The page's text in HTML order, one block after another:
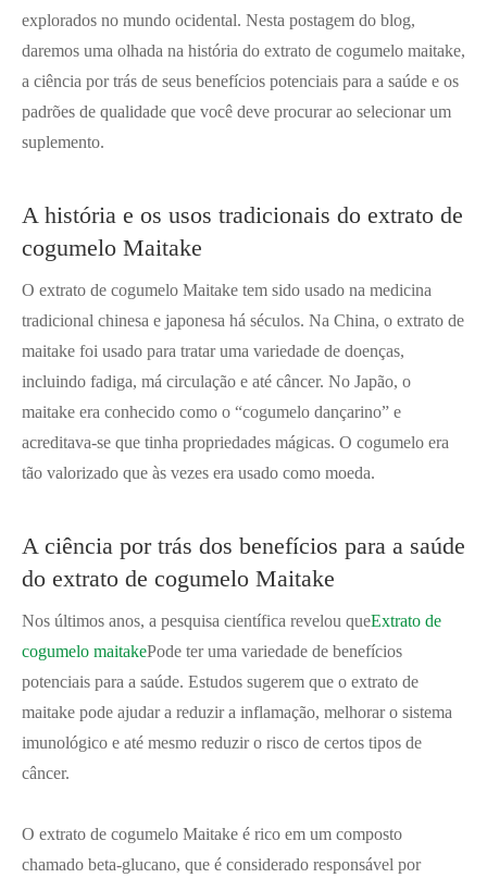
explorados no mundo ocidental. Nesta postagem do blog,
daremos uma olhada na história do extrato de cogumelo maitake,
a ciência por trás de seus benefícios potenciais para a saúde e os
padrões de qualidade que você deve procurar ao selecionar um
suplemento.
A história e os usos tradicionais do extrato de
cogumelo Maitake
O extrato de cogumelo Maitake tem sido usado na medicina
tradicional chinesa e japonesa há séculos. Na China, o extrato de
maitake foi usado para tratar uma variedade de doenças,
incluindo fadiga, má circulação e até câncer. No Japão, o
maitake era conhecido como o “cogumelo dançarino” e
acreditava-se que tinha propriedades mágicas. O cogumelo era
tão valorizado que às vezes era usado como moeda.
A ciência por trás dos benefícios para a saúde
do extrato de cogumelo Maitake
Nos últimos anos, a pesquisa científica revelou queExtrato de
cogumelo maitakePode ter uma variedade de benefícios
potenciais para a saúde. Estudos sugerem que o extrato de
maitake pode ajudar a reduzir a inflamação, melhorar o sistema
imunológico e até mesmo reduzir o risco de certos tipos de
câncer.
O extrato de cogumelo Maitake é rico em um composto
chamado beta-glucano, que é considerado responsável por